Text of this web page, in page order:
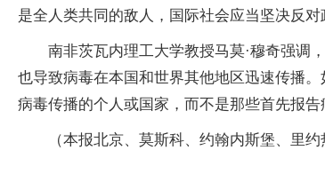
是全人类共同的敌人，国际社会应当坚决反
南非茨瓦内理工大学教授马莫·穆奇强调
也导致病毒在本国和世界其他地区迅速传播
病毒传播的个人或国家，而不是那些首先报告
（本报北京、莫斯科、约翰内斯堡、里